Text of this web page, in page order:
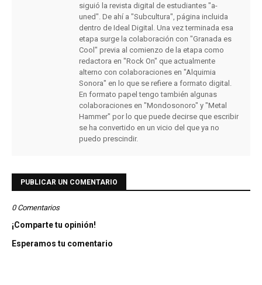
siguió la revista digital de estudiantes "a-
uned". De ahí a "Subcultura", página incluida
dentro de Ideal Digital. Una vez terminada esa
etapa surge la colaboración con "Granada es
Cool" previa al comienzo de la etapa como
redactora en "Rock On" que actualmente
alterno con colaboraciones en "Alquimia
Sonora" en lo que se refiere a formato digital.
En formato papel tengo también algunas
colaboraciones en "Mondosonoro" y "Metal
Hammer" por lo que puede decirse que escribir
se ha convertido en un vicio del que ya no
puedo prescindir.
PUBLICAR UN COMENTARIO
0 Comentarios
¡Comparte tu opinión!
Esperamos tu comentario